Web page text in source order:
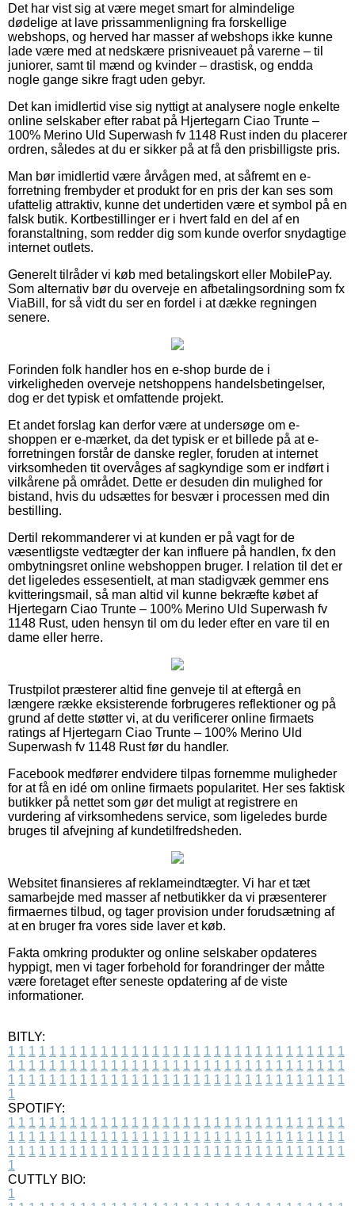
Det har vist sig at være meget smart for almindelige
dødelige at lave prissammenligning fra forskellige
webshops, og herved har masser af webshops ikke kunne
lade være med at nedskære prisniveauet på varerne – til
juniorer, samt til mænd og kvinder – drastisk, og endda
nogle gange sikre fragt uden gebyr.
Det kan imidlertid vise sig nyttigt at analysere nogle enkelte
online selskaber efter rabat på Hjertegarn Ciao Trunte –
100% Merino Uld Superwash fv 1148 Rust inden du placerer
ordren, således at du er sikker på at få den prisbilligste pris.
Man bør imidlertid være årvågen med, at såfremt en e-
forretning frembyder et produkt for en pris der kan ses som
ufattelig attraktiv, kunne det undertiden være et symbol på en
falsk butik. Kortbestillinger er i hvert fald en del af en
foranstaltning, som redder dig som kunde overfor snydagtige
internet outlets.
Generelt tilråder vi køb med betalingskort eller MobilePay.
Som alternativ bør du overveje en afbetalingsordning som fx
ViaBill, for så vidt du ser en fordel i at dække regningen
senere.
Forinden folk handler hos en e-shop burde de i
virkeligheden overveje netshoppens handelsbetingelser,
dog er det typisk et omfattende projekt.
Et andet forslag kan derfor være at undersøge om e-
shoppen er e-mærket, da det typisk er et billede på at e-
forretningen forstår de danske regler, foruden at internet
virksomheden tit overvåges af sagkyndige som er indført i
vilkårene på området. Dette er desuden din mulighed for
bistand, hvis du udsættes for besvær i processen med din
bestilling.
Dertil rekommanderer vi at kunden er på vagt for de
væsentligste vedtægter der kan influere på handlen, fx den
ombytningsret online webshoppen bruger. I relation til det er
det ligeledes essesentielt, at man stadigvæk gemmer ens
kvitteringsmail, så man altid vil kunne bekræfte købet af
Hjertegarn Ciao Trunte – 100% Merino Uld Superwash fv
1148 Rust, uden hensyn til om du leder efter en vare til en
dame eller herre.
Trustpilot præsterer altid fine genveje til at eftergå en
længere række eksisterende forbrugeres reflektioner og på
grund af dette støtter vi, at du verificerer online firmaets
ratings af Hjertegarn Ciao Trunte – 100% Merino Uld
Superwash fv 1148 Rust før du handler.
Facebook medfører endvidere tilpas fornemme muligheder
for at få en idé om online firmaets popularitet. Her ses faktisk
butikker på nettet som gør det muligt at registrere en
vurdering af virksomhedens service, som ligeledes burde
bruges til afvejning af kundetilfredsheden.
Websitet finansieres af reklameindtægter. Vi har et tæt
samarbejde med masser af netbutikker da vi præsenterer
firmaernes tilbud, og tager provision under forudsætning af
at en bruger fra vores side laver et køb.
Fakta omkring produkter og online selskaber opdateres
hyppigt, men vi tager forbehold for forandringer der måtte
være foretaget efter seneste opdatering af de viste
informationer.
BITLY:
1 1 1 1 1 1 1 1 1 1 1 1 1 1 1 1 1 1 1 1 1 1 1 1 1 1 1 1 1 1 1 1 1
1 1 1 1 1 1 1 1 1 1 1 1 1 1 1 1 1 1 1 1 1 1 1 1 1 1 1 1 1 1 1 1 1
1 1 1 1 1 1 1 1 1 1 1 1 1 1 1 1 1 1 1 1 1 1 1 1 1 1 1 1 1 1 1 1 1
1
SPOTIFY:
1 1 1 1 1 1 1 1 1 1 1 1 1 1 1 1 1 1 1 1 1 1 1 1 1 1 1 1 1 1 1 1 1
1 1 1 1 1 1 1 1 1 1 1 1 1 1 1 1 1 1 1 1 1 1 1 1 1 1 1 1 1 1 1 1 1
1 1 1 1 1 1 1 1 1 1 1 1 1 1 1 1 1 1 1 1 1 1 1 1 1 1 1 1 1 1 1 1 1
1
CUTTLY BIO:
1